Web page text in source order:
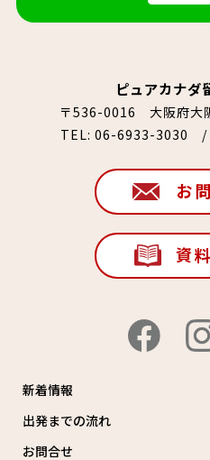
ピュアカナダ
〒536-0016 大阪府大
TEL:06-6933-3030 /
お
資
新着情報
出発までの流れ
お問合せ